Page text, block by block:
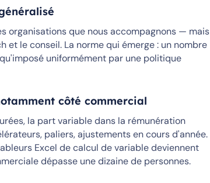
organisations que nous accompagnons — mais
le conseil. La norme qui émerge : un nombre
uniformément par une politique
côté commercial
la part variable dans la rémunération
paliers, ajustements en cours d'année.
Excel de calcul de variable deviennent
dépasse une dizaine de personnes.